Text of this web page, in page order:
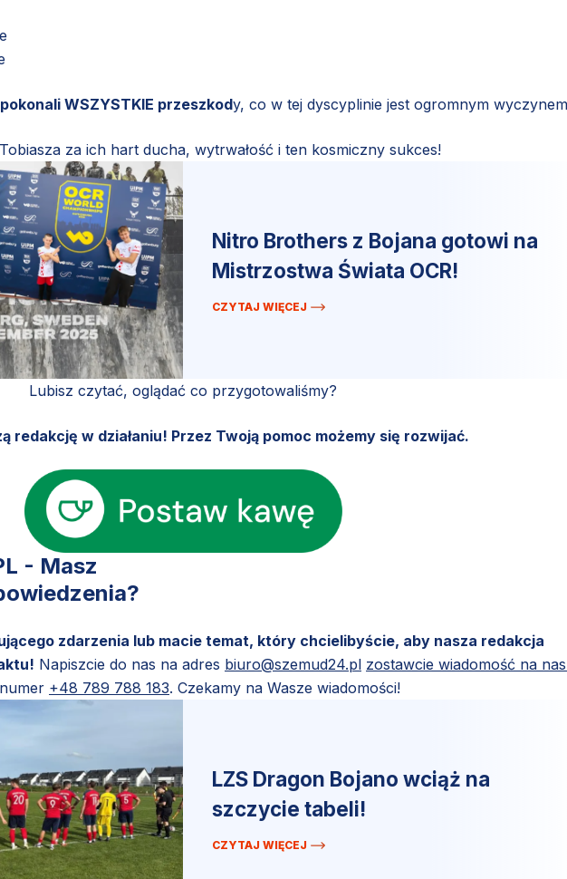
WSZYSTKIE przeszkody, co w tej dyscyplinie jest ogromnym
za ich hart ducha, wytrwałość i ten kosmiczny sukces!
Nitro Brothers z Bojana gotowi na
Mistrzostwa Świata OCR!
CZYTAJ WIĘCEJ
Lubisz czytać, oglądać co przygotowaliśmy?
redakcję w działaniu! Przez Twoją pomoc możemy się rozwijać.
- Masz
zdarzenia lub macie temat, który chcielibyście, aby nasza redakcja
Napiszcie do nas na adres biuro@szemud24.pl zostawcie wiadomość na
+48 789 788 183. Czekamy na Wasze wiadomości!
LZS Dragon Bojano wciąż na
szczycie tabeli!
CZYTAJ WIĘCEJ